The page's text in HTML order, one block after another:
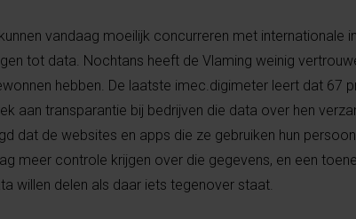
vandaag moeilijk concurreren met internationale
tot data. Nochtans heeft de Vlaming weinig
hebben. De laatste imec.digimeter leert dat 67
aan transparantie bij bedrijven die data over hen
dat de websites en apps die ze gebruiken hun
meer controle krijgen over die gegevens, en een
willen delen als daar iets tegenover staat.